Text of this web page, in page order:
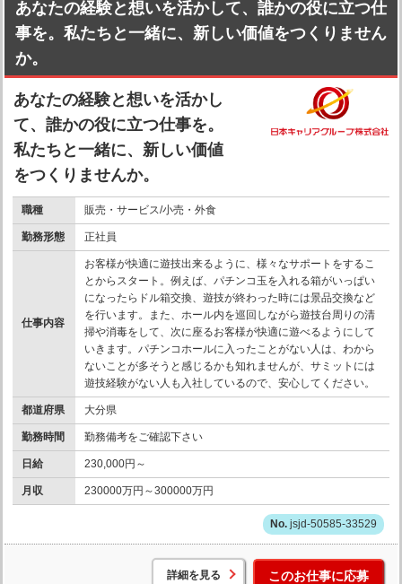
あなたの経験と想いを活かして、誰かの役に立つ仕
事を。私たちと一緒に、新しい価値をつくりません
か。
あなたの経験と想いを活かし
て、誰かの役に立つ仕事を。
私たちと一緒に、新しい価値
をつくりませんか。
職種 販売・サービス/小売・外食
勤務形態 正社員
仕事内容
お客様が快適に遊技出来るように、様々なサポートをするこ
とからスタート。例えば、パチンコ玉を入れる箱がいっぱい
になったらドル箱交換、遊技が終わった時には景品交換など
を行います。また、ホール内を巡回しながら遊技台周りの清
掃や消毒をして、次に座るお客様が快適に遊べるようにして
いきます。パチンコホールに入ったことがない人は、わから
ないことが多そうと感じるかも知れませんが、サミットには
遊技経験がない人も入社しているので、安心してください。
都道府県 大分県
勤務時間 勤務備考をご確認下さい
日給 230,000円～
月収 230000万円～300000万円
jsjd-50585-33529
詳細を見る このお仕事に応募